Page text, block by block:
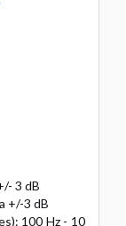
3 dB
+/-3 dB
100 Hz - 10